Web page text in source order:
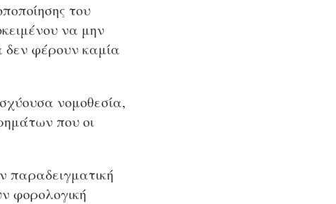
του
να μην
δεν φέρουν καμία
νομοθεσία,
που οι
παραδειγματική
φορολογική